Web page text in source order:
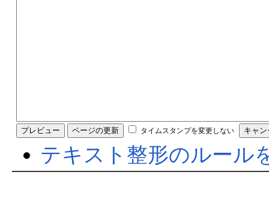
タイムスタンプを変更しない
テキスト整形のルール